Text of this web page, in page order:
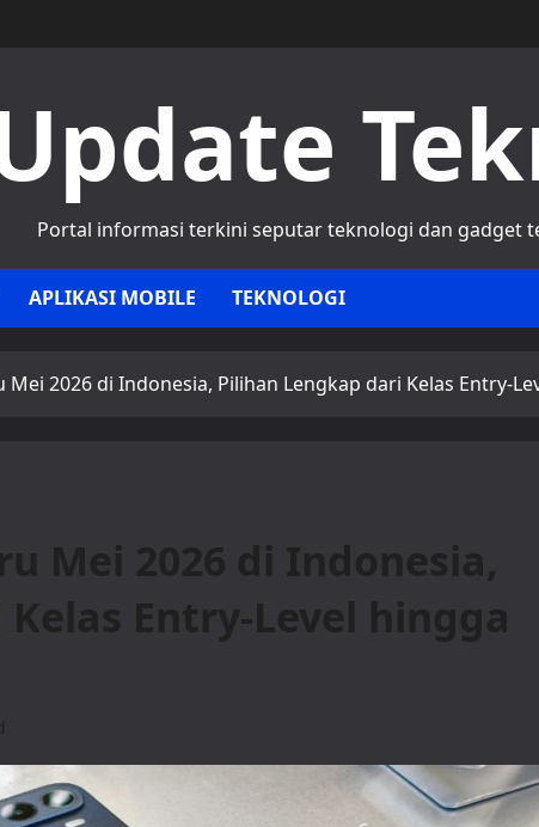
Portal informasi terkini seputar teknologi dan gadget
APLIKASI MOBILE TEKNOLOGI
2026 di Indonesia, Pilihan Lengkap dari Kelas Entry-
Mei 2026 di Indonesia,
Entry-Level hingga